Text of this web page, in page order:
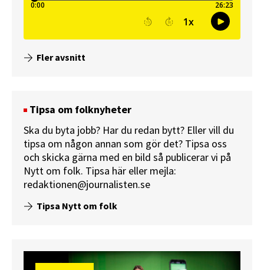
Fler avsnitt
Tipsa om folknyheter
Ska du byta jobb? Har du redan bytt? Eller vill du
tipsa om någon annan som gör det? Tipsa oss
och skicka gärna med en bild så publicerar vi på
Nytt om folk. Tipsa här eller mejla:
redaktionen@journalisten.se
Tipsa Nytt om folk